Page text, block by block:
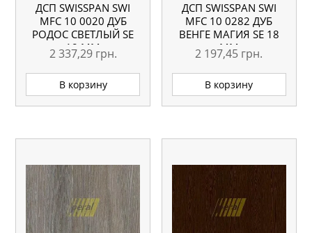
ДСП SWISSPAN SWI
MFC 10 0020 ДУБ
РОДОС СВЕТЛЫЙ SE
18 ММ
2 337,29 грн.
В корзину
ДСП SWISSPAN SWI
MFC 10 0282 ДУБ
ВЕНГЕ МАГИЯ SE 18
ММ
2 197,45 грн.
В корзину